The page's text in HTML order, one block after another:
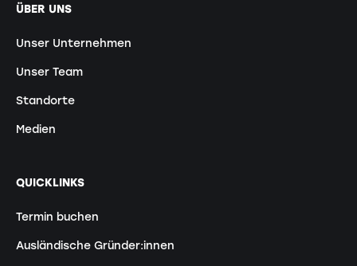
ÜBER UNS
Unser Unternehmen
Unser Team
Standorte
Medien
QUICKLINKS
Termin buchen
Ausländische Gründer:innen